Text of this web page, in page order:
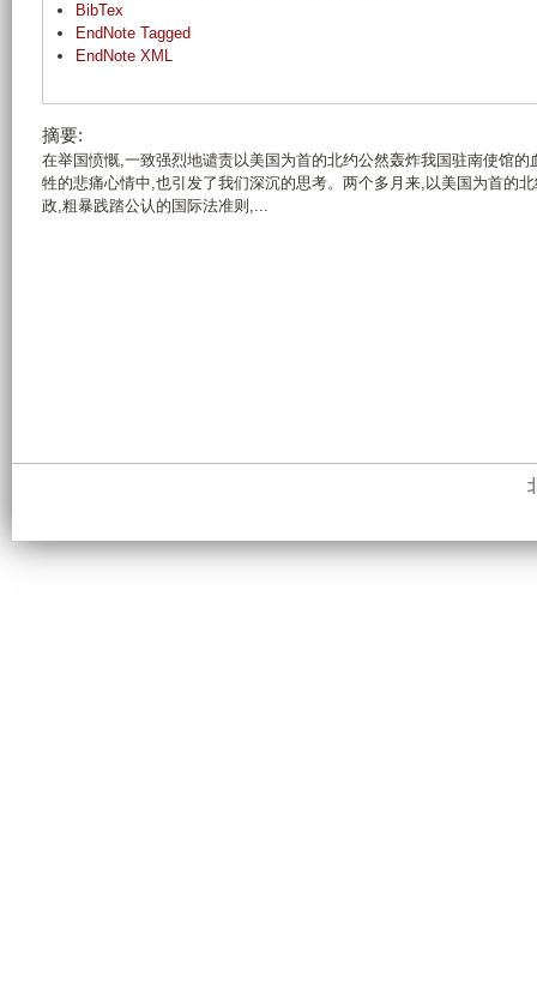
BibTex
EndNote Tagged
EndNote XML
摘要:
在举国愤慨,一致强烈地谴责以美国为首的北约公然轰炸我国驻南使馆
牲的悲痛心情中,也引发了我们深沉的思考。两个多月来,以美国为首的
政,粗暴践踏公认的国际法准则,...